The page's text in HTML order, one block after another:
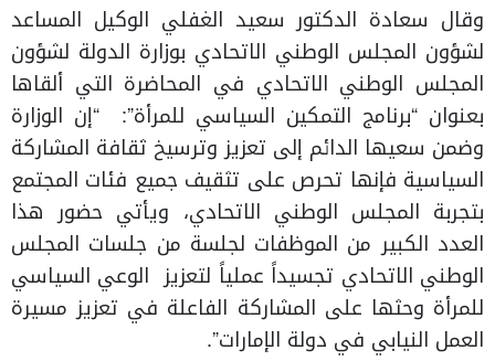
وقال سعادة الدكتور سعيد الغفلي الوكيل المساعد
لشؤون المجلس الوطني الاتحادي بوزارة الدولة لشؤون
المجلس الوطني الاتحادي في المحاضرة التي ألقاها
بعنوان “برنامج التمكين السياسي للمرأة”: “إن الوزارة
وضمن سعيها الدائم إلى تعزيز وترسيخ ثقافة المشاركة
السياسية فإنها تحرص على تثقيف جميع فئات المجتمع
بتجربة المجلس الوطني الاتحادي، ويأتي حضور هذا
العدد الكبير من الموظفات لجلسة من جلسات المجلس
الوطني الاتحادي تجسيداً عملياً لتعزيز الوعي السياسي
للمرأة وحثها على المشاركة الفاعلة في تعزيز مسيرة
العمل النيابي في دولة الإمارات”.